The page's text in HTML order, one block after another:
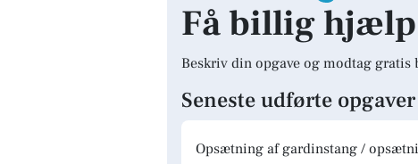
Få billig
Beskriv din opgave og modtag
Seneste udførte opgaver
Opsætning af gardinstang /